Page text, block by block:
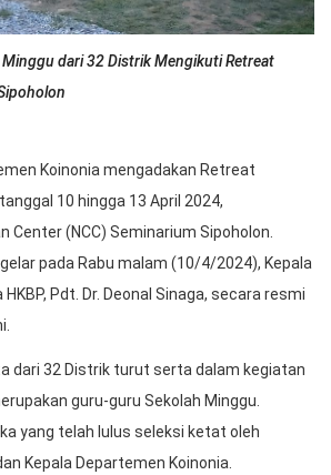
Minggu dari 32 Distrik Mengikuti Retreat
Koinonia mengadakan Retreat
10 hingga 13 April 2024,
Center (NCC) Seminarium Sipoholon.
pada Rabu malam (10/4/2024), Kepala
Pdt. Dr. Deonal Sinaga, secara resmi
dari 32 Distrik turut serta dalam kegiatan
guru-guru Sekolah Minggu.
yang telah lulus seleksi ketat oleh
Kepala Departemen Koinonia.